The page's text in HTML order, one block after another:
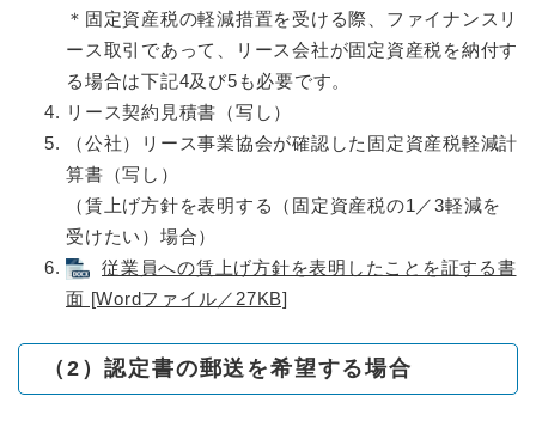
＊固定資産税の軽減措置を受ける際、ファイナンスリ
ース取引であって、リース会社が固定資産税を納付す
る場合は下記4及び5も必要です。
リース契約見積書（写し）
（公社）リース事業協会が確認した固定資産税軽減計
算書（写し）
（賃上げ方針を表明する（固定資産税の1／3軽減を
受けたい）場合）
従業員への賃上げ方針を表明したことを証する書
面 [Wordファイル／27KB]
（2）認定書の郵送を希望する場合